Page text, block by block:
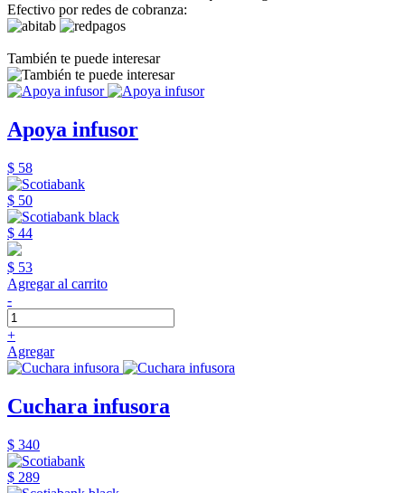
Efectivo por redes de cobranza:
También te puede interesar
Apoya infusor
$ 58
$ 50
$ 44
$ 53
Agregar al carrito
-
+
Agregar
Cuchara infusora
$ 340
$ 289